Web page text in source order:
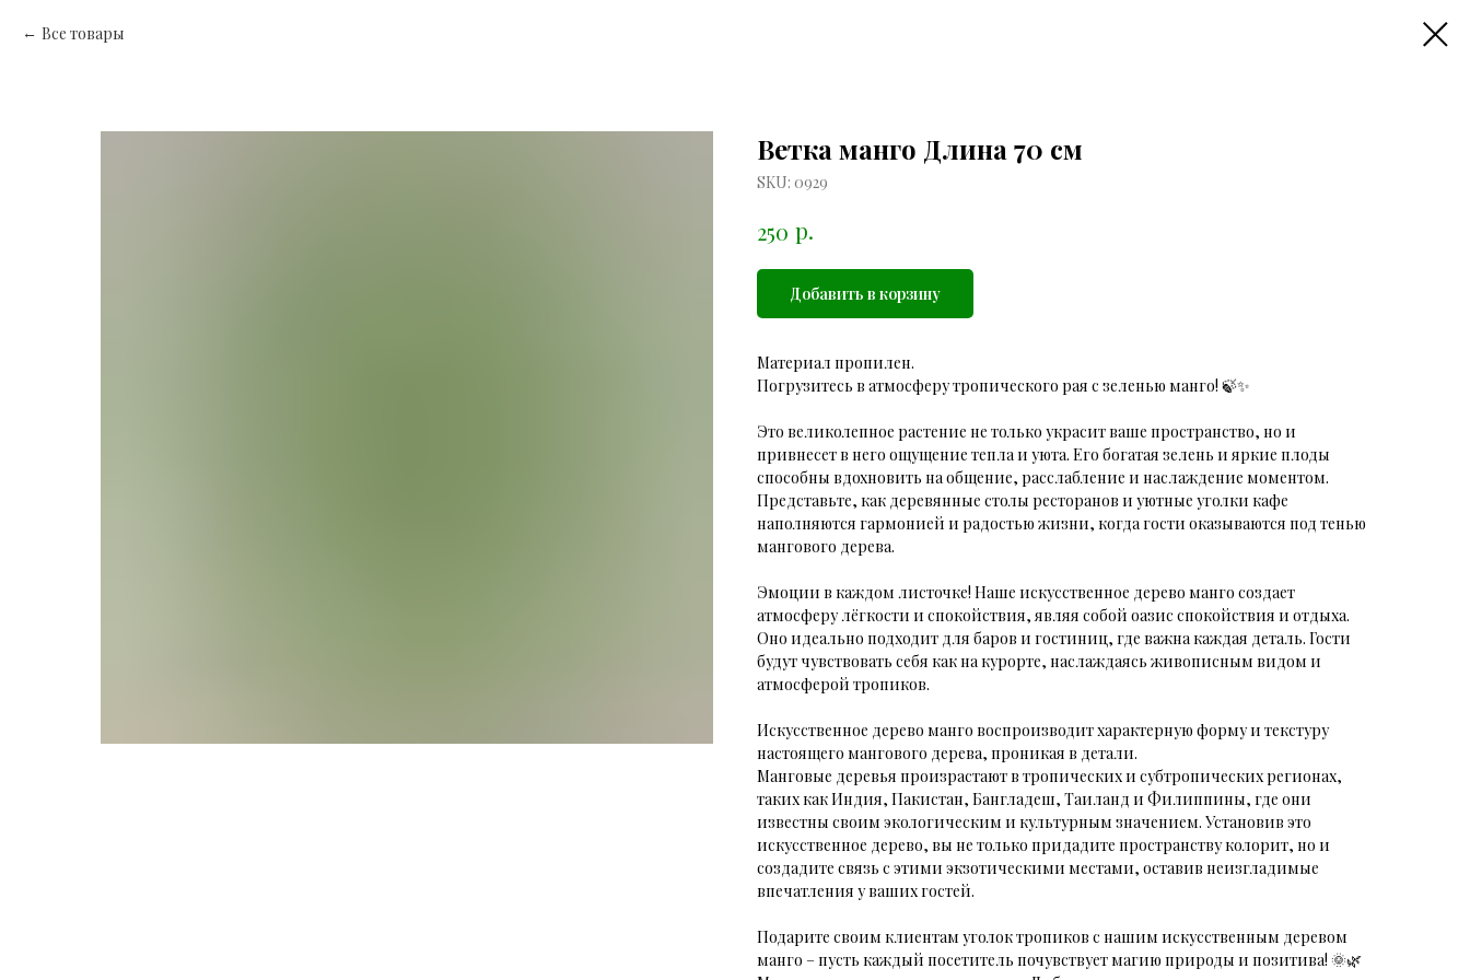
Все товары
Ветка манго Длина 70 см
SKU: 0929
250 р.
Добавить в корзину
Материал пропилен.
Погрузитесь в атмосферу тропического рая с зеленью манго! 🍃✨
Это великолепное растение не только украсит ваше пространство, но и
привнесет в него ощущение тепла и уюта. Его богатая зелень и яркие плоды
способны вдохновить на общение, расслабление и наслаждение моментом.
Представьте, как деревянные столы ресторанов и уютные уголки кафе
наполняются гармонией и радостью жизни, когда гости оказываются под тенью
мангового дерева.
Эмоции в каждом листочке! Наше искусственное дерево манго создает
атмосферу лёгкости и спокойствия, являя собой оазис спокойствия и отдыха.
Оно идеально подходит для баров и гостиниц, где важна каждая деталь. Гости
будут чувствовать себя как на курорте, наслаждаясь живописным видом и
атмосферой тропиков.
Искусственное дерево манго воспроизводит характерную форму и текстуру
настоящего мангового дерева, проникая в детали.
Манговые деревья произрастают в тропических и субтропических регионах,
таких как Индия, Пакистан, Бангладеш, Таиланд и Филиппины, где они
известны своим экологическим и культурным значением. Установив это
искусственное дерево, вы не только придадите пространству колорит, но и
создадите связь с этими экзотическими местами, оставив неизгладимые
впечатления у ваших гостей.
Подарите своим клиентам уголок тропиков с нашим искусственным деревом
манго – пусть каждый посетитель почувствует магию природы и позитива! 🌞🌿